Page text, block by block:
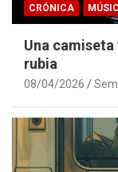
CRÓNICA
Una camiseta
rubia
08/04/2026